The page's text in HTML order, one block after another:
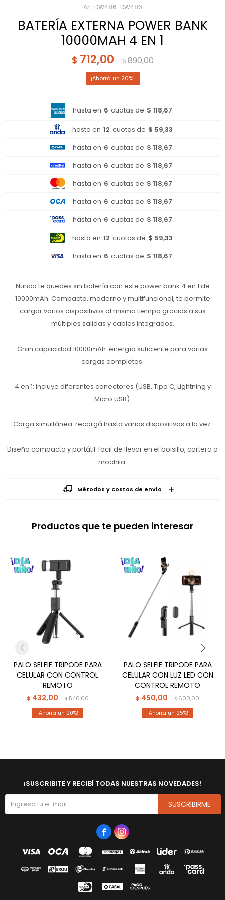
DW486-DW486
BATERÍA EXTERNA POWER BANK
10000MAH 4 EN 1
$ 712,00 $890,00
20
hasta en 6 cuotas de $ 118,67
hasta en 12 cuotas de $ 59,33
hasta en 6 cuotas de $ 118,67
hasta en 6 cuotas de $ 118,67
hasta en 6 cuotas de $ 118,67
hasta en 6 cuotas de $ 118,67
hasta en 6 cuotas de $ 118,67
hasta en 12 cuotas de $ 59,33
hasta en 6 cuotas de $ 118,67
Nunca te quedes sin batería con este power bank 4 en 1 de
10000mAh. Compacto, moderno y multifuncional, te permite
cargar varios dispositivos al mismo tiempo gracias a sus
múltiples salidas y cables integrados.
Gran capacidad 10000mAh: energía suficiente para varias
cargas completas.
4 en 1: incluye diferentes conectores (USB, Tipo C, Lightning y
Micro USB).
Carga simultánea: recargá hasta varios dispositivos a la vez.
Diseño compacto y portátil: fácil de llevar en el bolsillo, cartera o
mochila.
Métodos y costos de envío
Productos que te pueden interesar
PALO SELFIE TRIPODE PARA
CELULAR CON CONTROL
REMOTO
$ 432,00 $540,00
20
PALO SELFIE TRIPODE PARA
CELULAR CON LUZ LED CON
CONTROL REMOTO
$ 450,00 $600,00
25
¡SUSCRIBITE Y RECIBÍ TODAS NUESTRAS NOVEDADES!
SUSCRIBIRME
 